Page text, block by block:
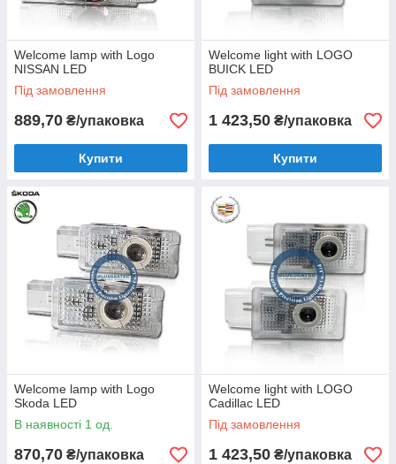
Welcome lamp with Logo
NISSAN LED
Під замовлення
889,70 ₴/упаковка
Купити
Welcome light with LOGO
BUICK LED
Під замовлення
1 423,50 ₴/упаковка
Купити
Welcome lamp with Logo
Skoda LED
В наявності 1 од.
870,70 ₴/упаковка
Welcome light with LOGO
Cadillac LED
Під замовлення
1 423,50 ₴/упаковка